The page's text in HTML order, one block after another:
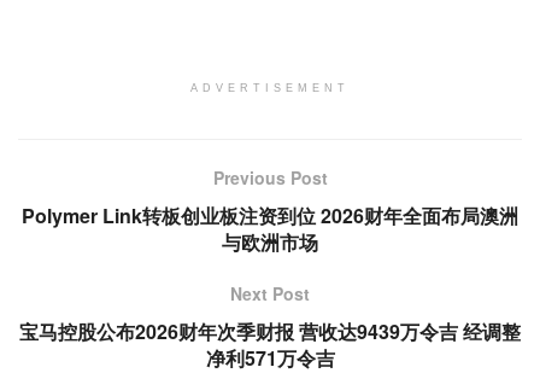
ADVERTISEMENT
Previous Post
Polymer Link转板创业板注资到位 2026财年全面布局澳洲
与欧洲市场
Next Post
宝马控股公布2026财年次季财报 营收达9439万令吉 经调整
净利571万令吉